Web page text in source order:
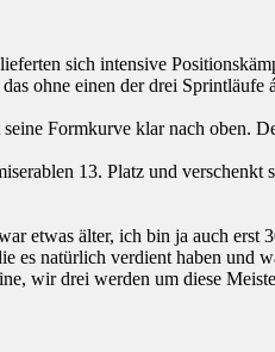
sich intensive
ohne einen der drei Sprintläufe
Formkurve klar nach oben.
13. Platz und verschenkt
etwas älter, ich bin ja auch erst
es natürlich verdient haben und
wir drei werden um diese